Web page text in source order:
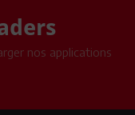
nos applications